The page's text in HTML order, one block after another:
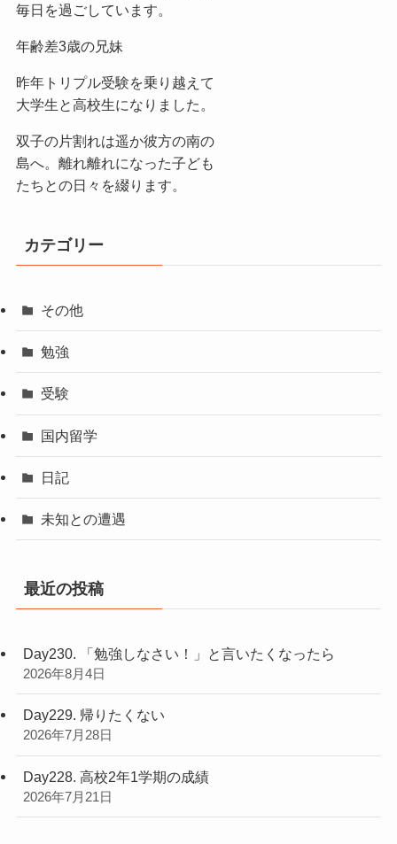
毎日を過ごしています。
年齢差3歳の兄妹
昨年トリプル受験を乗り越えて
大学生と高校生になりました。
双子の片割れは遥か彼方の南の
島へ。離れ離れになった子ども
たちとの日々を綴ります。
カテゴリー
その他
勉強
受験
国内留学
日記
未知との遭遇
最近の投稿
Day230. 「勉強しなさい！」と言いたくなったら
2026年8月4日
Day229. 帰りたくない
2026年7月28日
Day228. 高校2年1学期の成績
2026年7月21日